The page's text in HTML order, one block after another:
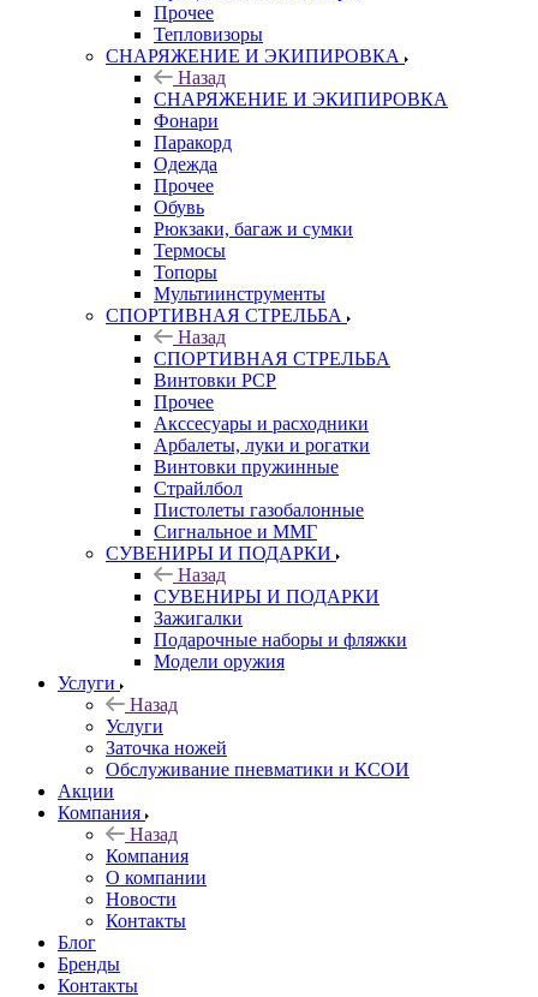
Прочее
Тепловизоры
СНАРЯЖЕНИЕ И ЭКИПИРОВКА
Назад
СНАРЯЖЕНИЕ И ЭКИПИРОВКА
Фонари
Паракорд
Одежда
Прочее
Обувь
Рюкзаки, багаж и сумки
Термосы
Топоры
Мультиинструменты
СПОРТИВНАЯ СТРЕЛЬБА
Назад
СПОРТИВНАЯ СТРЕЛЬБА
Винтовки PCP
Прочее
Акссесуары и расходники
Арбалеты, луки и рогатки
Винтовки пружинные
Страйлбол
Пистолеты газобалонные
Сигнальное и ММГ
СУВЕНИРЫ И ПОДАРКИ
Назад
СУВЕНИРЫ И ПОДАРКИ
Зажигалки
Подарочные наборы и фляжки
Модели оружия
Услуги
Назад
Услуги
Заточка ножей
Обслуживание пневматики и КСОИ
Акции
Компания
Назад
Компания
О компании
Новости
Контакты
Блог
Бренды
Контакты